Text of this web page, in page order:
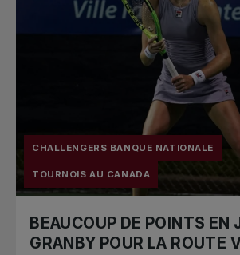
CHALLENGERS BANQUE NATIONALE
TOURNOIS AU CANADA
BEAUCOUP DE POINTS EN
GRANBY POUR LA ROUTE